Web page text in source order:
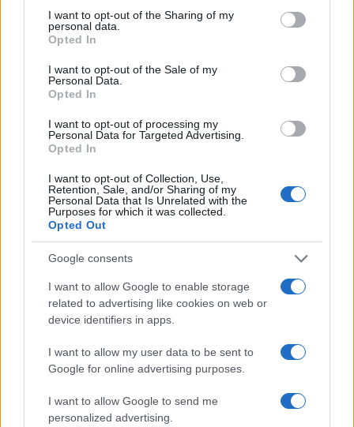
not limited to your visit or usage behaviour. You may click to
grant or deny consent to Google and its third-party tags to
use your data for below specified purposes in below Google
consent section.
I want to opt-out of the Sharing of my
personal data.
Opted In
I want to opt-out of the Sale of my
Personal Data.
Opted In
I want to opt-out of processing my
Personal Data for Targeted Advertising.
Opted In
I want to opt-out of Collection, Use,
Retention, Sale, and/or Sharing of my
Personal Data that Is Unrelated with the
Purposes for which it was collected.
Opted Out
Google consents
I want to allow Google to enable storage
related to advertising like cookies on web or
device identifiers in apps.
I want to allow my user data to be sent to
Google for online advertising purposes.
I want to allow Google to send me
personalized advertising.
alatt mindenki kicsit reflektált magára, a helyzetére, a
szakmai életútjára, és a kritikus tagokkal elvált az utunk, de
A Wonders of Transylvania című előadás. Fotó: Váczi
Roland